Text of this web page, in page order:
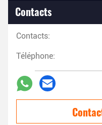
Contacts
Contacts:
Téléphone: